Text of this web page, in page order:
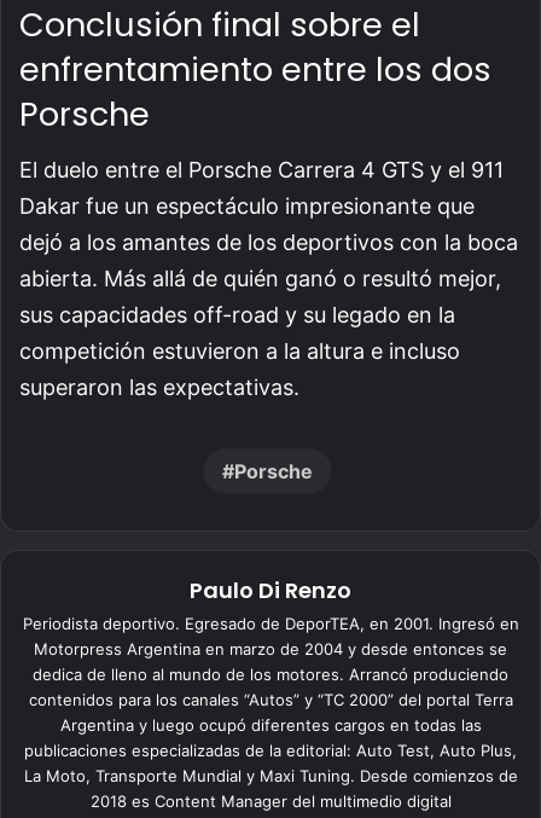
Conclusión final sobre el
enfrentamiento entre los dos
Porsche
El duelo entre el Porsche Carrera 4 GTS y el 911
Dakar fue un espectáculo impresionante que
dejó a los amantes de los deportivos con la boca
abierta. Más allá de quién ganó o resultó mejor,
sus capacidades off-road y su legado en la
competición estuvieron a la altura e incluso
superaron las expectativas.
Porsche
Paulo Di Renzo
Periodista deportivo. Egresado de DeporTEA, en 2001. Ingresó en
Motorpress Argentina en marzo de 2004 y desde entonces se
dedica de lleno al mundo de los motores. Arrancó produciendo
contenidos para los canales “Autos” y “TC 2000” del portal Terra
Argentina y luego ocupó diferentes cargos en todas las
publicaciones especializadas de la editorial: Auto Test, Auto Plus,
La Moto, Transporte Mundial y Maxi Tuning. Desde comienzos de
2018 es Content Manager del multimedio digital